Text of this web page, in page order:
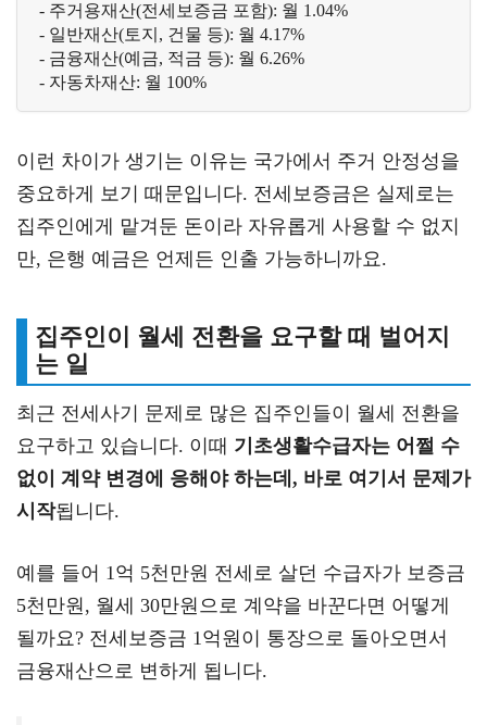
- 주거용재산(전세보증금 포함): 월 1.04%
- 일반재산(토지, 건물 등): 월 4.17%
- 금융재산(예금, 적금 등): 월 6.26%
이런 차이가 생기는 이유는 국가에서 주거 안정성을
중요하게 보기 때문입니다. 전세보증금은 실제로는
집주인에게 맡겨둔 돈이라 자유롭게 사용할 수 없지
만, 은행 예금은 언제든 인출 가능하니까요.
집주인이 월세 전환을 요구할 때 벌어지
는 일
최근 전세사기 문제로 많은 집주인들이 월세 전환을
요구하고 있습니다. 이때 기초생활수급자는 어쩔 수
없이 계약 변경에 응해야 하는데, 바로 여기서 문제가
시작됩니다.
예를 들어 1억 5천만원 전세로 살던 수급자가 보증금
5천만원, 월세 30만원으로 계약을 바꾼다면 어떻게
될까요? 전세보증금 1억원이 통장으로 돌아오면서
금융재산으로 변하게 됩니다.